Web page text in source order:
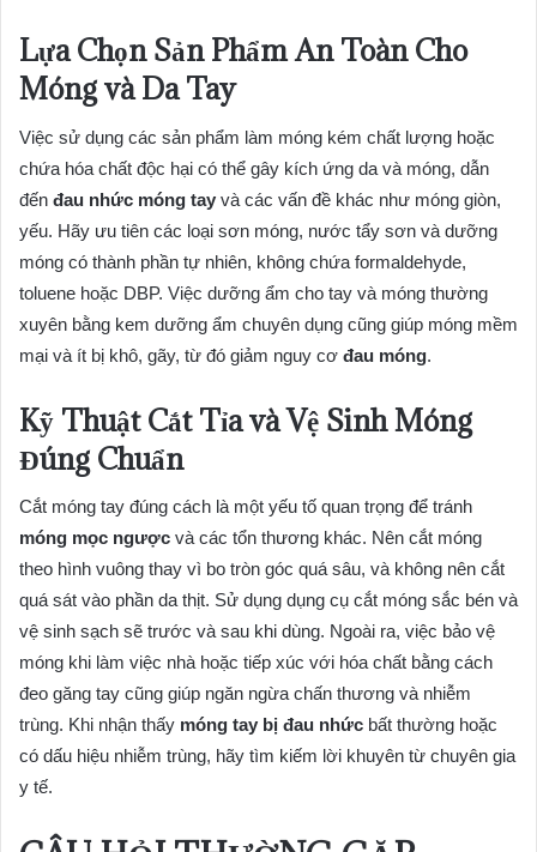
Lựa Chọn Sản Phẩm An Toàn Cho
Móng và Da Tay
Việc sử dụng các sản phẩm làm móng kém chất lượng hoặc
chứa hóa chất độc hại có thể gây kích ứng da và móng, dẫn
đến đau nhức móng tay và các vấn đề khác như móng giòn,
yếu. Hãy ưu tiên các loại sơn móng, nước tẩy sơn và dưỡng
móng có thành phần tự nhiên, không chứa formaldehyde,
toluene hoặc DBP. Việc dưỡng ẩm cho tay và móng thường
xuyên bằng kem dưỡng ẩm chuyên dụng cũng giúp móng mềm
mại và ít bị khô, gãy, từ đó giảm nguy cơ đau móng.
Kỹ Thuật Cắt Tỉa và Vệ Sinh Móng
Đúng Chuẩn
Cắt móng tay đúng cách là một yếu tố quan trọng để tránh
móng mọc ngược và các tổn thương khác. Nên cắt móng
theo hình vuông thay vì bo tròn góc quá sâu, và không nên cắt
quá sát vào phần da thịt. Sử dụng dụng cụ cắt móng sắc bén và
vệ sinh sạch sẽ trước và sau khi dùng. Ngoài ra, việc bảo vệ
móng khi làm việc nhà hoặc tiếp xúc với hóa chất bằng cách
đeo găng tay cũng giúp ngăn ngừa chấn thương và nhiễm
trùng. Khi nhận thấy móng tay bị đau nhức bất thường hoặc
có dấu hiệu nhiễm trùng, hãy tìm kiếm lời khuyên từ chuyên gia
y tế.